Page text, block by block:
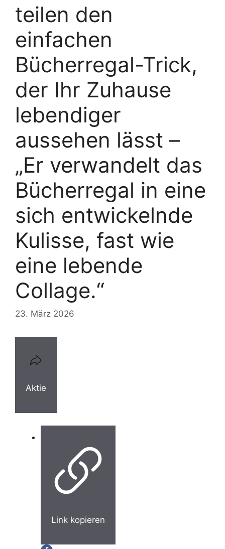
teilen den
einfachen
Bücherregal-Trick,
der Ihr Zuhause
lebendiger
aussehen lässt –
„Er verwandelt das
Bücherregal in eine
sich entwickelnde
Kulisse, fast wie
eine lebende
Collage.“
23. März 2026
Aktie
Link kopieren